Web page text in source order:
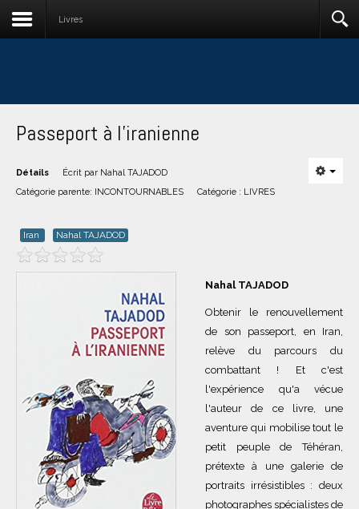
Livres
Passeport à l'iranienne
Détails Écrit par Nahal TAJADOD
Catégorie parente: INCONTOURNABLES Catégorie : LIVRES
Iran Nahal TAJADOD
Nahal TAJADOD
Obtenir le renouvellement
de son passeport, en Iran,
relève du parcours du
combattant ! Et c'est
l'expérience qu'a vécue
l'auteur de ce livre, une
aventure qui mobilise tout le
petit peuple de Téhéran,
prétexte à une galerie de
portraits irrésistibles : deux
photographes spécialistes de